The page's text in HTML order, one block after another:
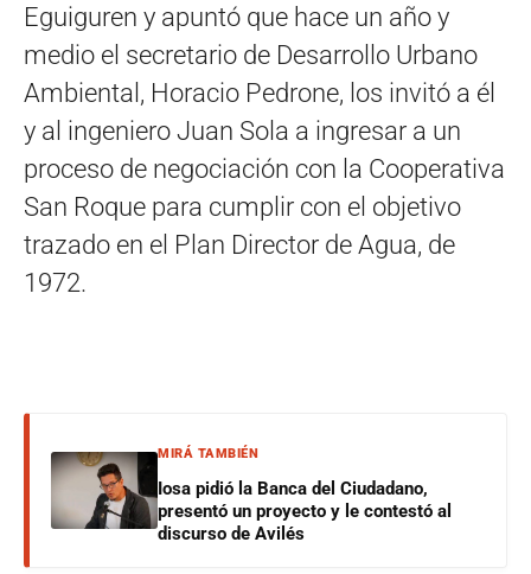
Eguiguren y apuntó que hace un año y
medio el secretario de Desarrollo Urbano
Ambiental, Horacio Pedrone, los invitó a él
y al ingeniero Juan Sola a ingresar a un
proceso de negociación con la Cooperativa
San Roque para cumplir con el objetivo
trazado en el Plan Director de Agua, de
1972.
MIRÁ TAMBIÉN
Iosa pidió la Banca del Ciudadano,
presentó un proyecto y le contestó al
discurso de Avilés